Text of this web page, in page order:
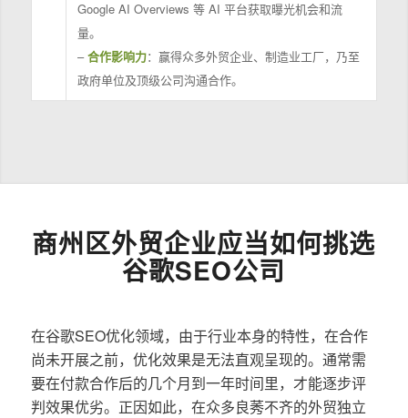
Google AI Overviews 等 AI 平台获取曝光机会和流
量。
–合作影响力：赢得众多外贸企业、制造业工厂，乃至
政府单位及顶级公司沟通合作。
商州区外贸企业应当如何挑选
谷歌SEO公司
在谷歌SEO优化领域，由于行业本身的特性，在合作
尚未开展之前，优化效果是无法直观呈现的。通常需
要在付款合作后的几个月到一年时间里，才能逐步评
判效果优劣。正因如此，在众多良莠不齐的外贸独立